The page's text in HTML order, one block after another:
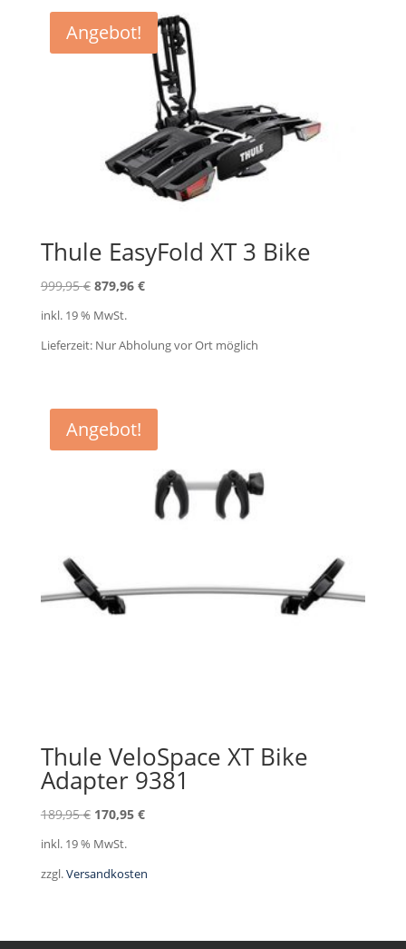
Angebot!
Thule EasyFold XT 3 Bike
999,95€ Ursprünglicher
999,95 €
879,96 €Aktueller
879,96 €.
inkl. 19 % MwSt.
Lieferzeit: Nur Abholung vor Ort möglich
Angebot!
Thule VeloSpace XT Bike
Adapter 9381
189,95€ Ursprünglicher
189,95 €
170,95 €Aktueller
170,95 €.
inkl. 19 % MwSt.
zzgl.Versandkosten